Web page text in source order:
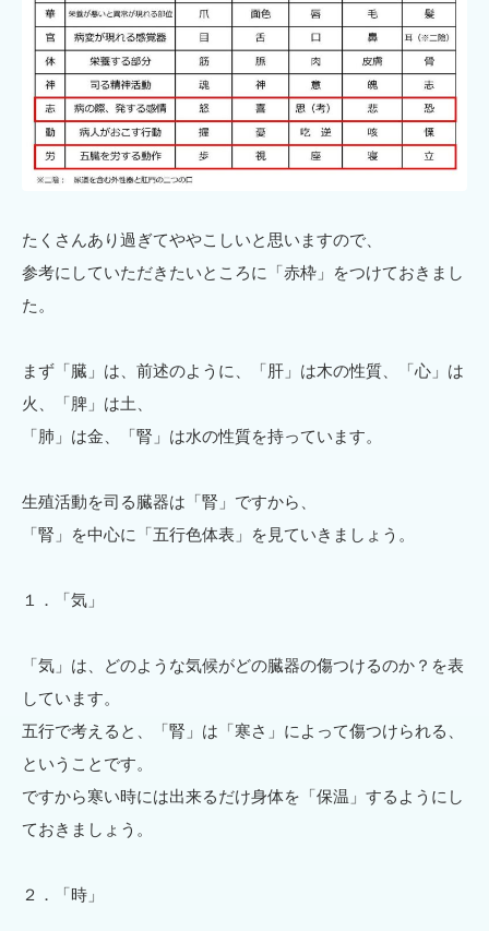
たくさんあり過ぎてややこしいと思いますので、
参考にしていただきたいところに「赤枠」をつけておきまし
た。
まず「臓」は、前述のように、「肝」は木の性質、「心」は
火、「脾」は土、
「肺」は金、「腎」は水の性質を持っています。
生殖活動を司る臓器は「腎」ですから、
「腎」を中心に「五行色体表」を見ていきましょう。
１．「気」
「気」は、どのような気候がどの臓器の傷つけるのか？を表
しています。
五行で考えると、「腎」は「寒さ」によって傷つけられる、
ということです。
ですから寒い時には出来るだけ身体を「保温」するようにし
ておきましょう。
２．「時」